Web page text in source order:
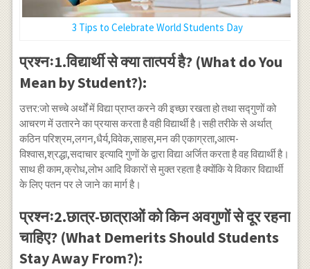
3 Tips to Celebrate World Students Day
प्रश्नः1.विद्यार्थी से क्या तात्पर्य है? (What do You
Mean by Student?):
उत्तर:जो सच्चे अर्थों में विद्या प्राप्त करने की इच्छा रखता हो तथा सद्गुणों को
आचरण में उतारने का प्रयास करता है वही विद्यार्थी है।सही तरीके से अर्थात्
कठिन परिश्रम,लगन,धैर्य,विवेक,साहस,मन की एकाग्रता,आत्म-
विश्वास,श्रद्धा,सदाचार इत्यादि गुणों के द्वारा विद्या अर्जित करता है वह विद्यार्थी है।
साथ ही काम,क्रोध,लोभ आदि विकारों से मुक्त रहता है क्योंकि ये विकार विद्यार्थी
के लिए पतन पर ले जाने का मार्ग है।
प्रश्नः2.छात्र-छात्राओं को किन अवगुणों से दूर रहना
चाहिए? (What Demerits Should Students
Stay Away From?):